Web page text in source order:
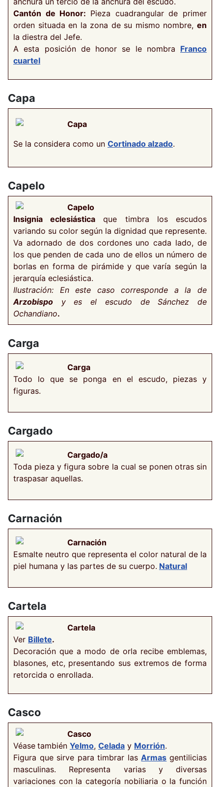
Cantón de Honor: Pieza cuadrangular de primer
orden situada en la zona de su mismo nombre, en
la diestra del Jefe.
A esta posición de honor se le nombra Franco
cuartel
Capa
Capa
Se la considera como un Cortinado alzado.
Capelo
Capelo
Insignia eclesiástica que timbra los escudos
variando su color según la dignidad que represente.
Va adornado de dos cordones uno cada lado, de
los que penden de cada uno de ellos un número de
borlas en forma de pirámide y que varía según la
jerarquía eclesiástica.
Ilustración: En este caso corresponde a la de
Arzobispo y es el escudo de Sánchez de
Ochandiano.
Carga
Carga
Todo lo que se ponga en el escudo, piezas y
figuras.
Cargado
Cargado/a
Toda pieza y figura sobre la cual se ponen otras sin
traspasar aquellas.
Carnación
Carnación
Esmalte neutro que representa el color natural de la
piel humana y las partes de su cuerpo. Natural
Cartela
Cartela
Ver Billete.
Decoración que a modo de orla recibe emblemas,
blasones, etc, presentando sus extremos de forma
retorcida o enrollada.
Casco
Casco
Véase también Yelmo, Celada y Morrión.
Figura que sirve para timbrar lasArmas gentilicias
masculinas. Representa varias y diversas
variaciones con la categoría nobiliaria o la función